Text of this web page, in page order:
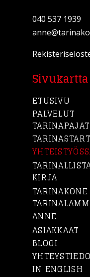
040 537 1939
Sivukartta
ETUSIVU
PALVELUT
TARINAPAJAT
KIRJA
TARINAKONE
ANNE
ASIAKKAAT
BLOGI
IN ENGLISH